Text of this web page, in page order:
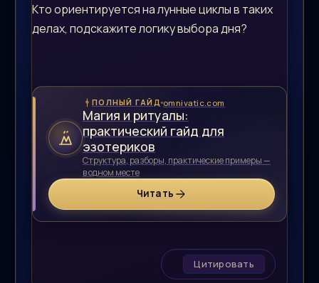
Кто ориентируется на лунные циклы в таких
делах, подскажите логику выбора дня?
ПОЛНЫЙ ГАЙД omnivatic.com
Магия и ритуалы:
практический гайд для
эзотериков
Структура, разборы, практические примеры —
в одном месте
Читать
Цитировать